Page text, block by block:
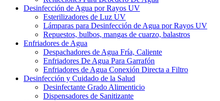
Desinfección de Agua por Rayos UV
Esterilizadores de Luz UV
Lámparas para Desinfección de Agua por Rayos UV
Repuestos, bulbos, mangas de cuarzo, balastros
Enfriadores de Agua
Despachadores de Agua Fría, Caliente
Enfriadores De Agua Para Garrafón
Enfriadores de Agua Conexión Directa a Filtro
Desinfección y Cuidado de la Salud
Desinfectante Grado Alimenticio
Dispensadores de Sanitizante